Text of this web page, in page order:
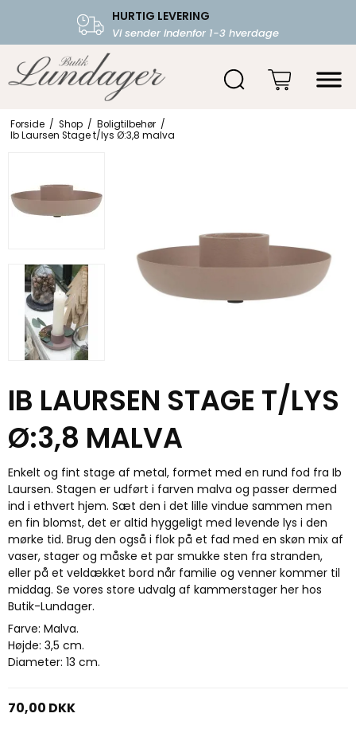
HURTIG LEVERING
Vi sender indenfor 1-3 hverdage
FRI FRAGT OVER 599.-
Starter fra 39,-
Forside / Shop / Boligtilbehør /
Ib Laursen Stage t/lys Ø:3,8 malva
IB LAURSEN STAGE T/LYS
Ø:3,8 MALVA
Enkelt og fint stage af metal, formet med en rund fod fra Ib
Laursen. Stagen er udført i farven malva og passer dermed
ind i ethvert hjem. Sæt den i det lille vindue sammen men
en fin blomst, det er altid hyggeligt med levende lys i den
mørke tid. Brug den også i flok på et fad med en skøn mix af
vaser, stager og måske et par smukke sten fra stranden,
eller på et veldækket bord når familie og venner kommer til
middag. Se vores store udvalg af kammerstager her hos
Butik-Lundager.
Farve: Malva.
Højde: 3,5 cm.
Diameter: 13 cm.
70,00 DKK